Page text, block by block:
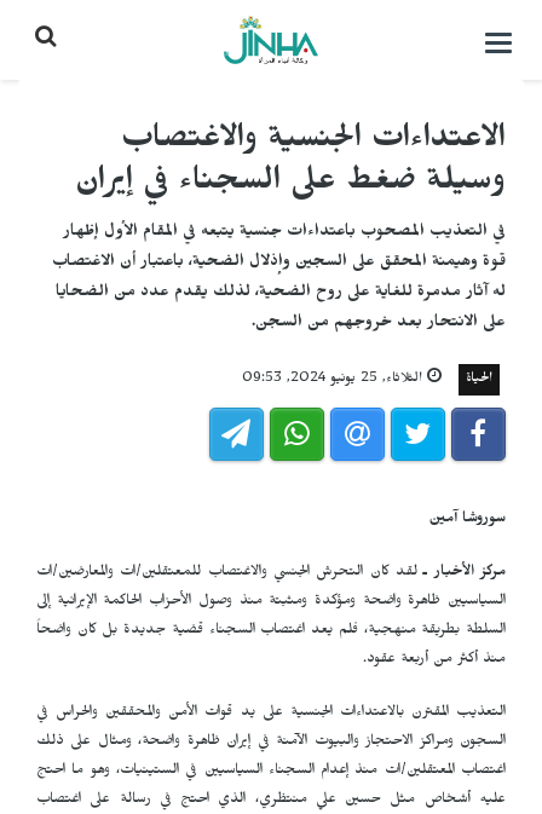
التحكم
الاعتداءات الجنسية والاغتصاب
وسيلة ضغط على السجناء في إيران
في التعذيب المصحوب باعتداءات جنسية يتبعه في المقام الأول إظهار
قوة وهيمنة المحقق على السجين وإذلال الضحية، باعتبار أن الاغتصاب
له آثار مدمرة للغاية على روح الضحية، لذلك يقدم عدد من الضحايا
على الانتحار بعد خروجهم من السجن.
الحياة الثلاثاء, 25 يونيو 2024, 09:53
سوروشا آمين
مركز الأخبار ـلقد كان التحرش الجنسي والاغتصاب للمعتقلين/ات والمعارضين/ات
السياسيين ظاهرة واضحة ومؤكدة ومثبتة منذ وصول الأحزاب الحاكمة الإيرانية إلى
السلطة بطريقة منهجية، فلم يعد اغتصاب السجناء قضية جديدة بل كان واضحاً
منذ أكثر من أربعة عقود.
التعذيب المقترن بالاعتداءات الجنسية على يد قوات الأمن والمحققين والحراس في
السجون ومراكز الاحتجاز والبيوت الآمنة في إيران ظاهرة واضحة، ومثال على ذلك
اغتصاب المعتقلين/ات منذ إعدام السجناء السياسيين في الستينيات، وهو ما احتج
عليه أشخاص مثل حسين علي منتظري، الذي احتج في رسالة على اغتصاب